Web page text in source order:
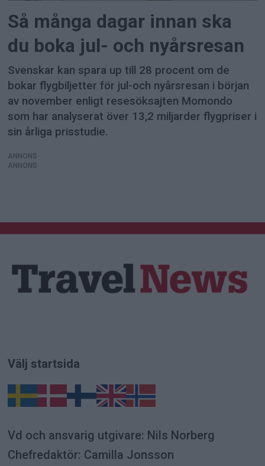
Så många dagar innan ska
du boka jul- och nyårsresan
Svenskar kan spara up till 28 procent om de
bokar flygbiljetter för jul-och nyårsresan i början
av november enligt resesöksajten Momondo
som har analyserat över 13,2 miljarder flygpriser i
sin årliga prisstudie.
ANNONS
ANNONS
Välj startsida
Vd och ansvarig utgivare: Nils Norberg
Chefredaktör: Camilla Jonsson